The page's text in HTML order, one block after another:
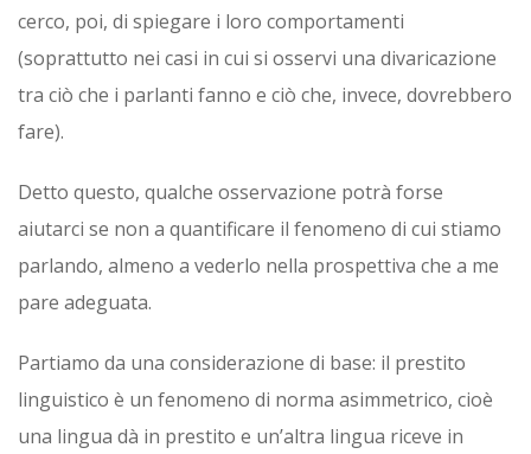
cerco, poi, di spiegare i loro comportamenti
(soprattutto nei casi in cui si osservi una divaricazione
tra ciò che i parlanti fanno e ciò che, invece, dovrebbero
fare).
Detto questo, qualche osservazione potrà forse
aiutarci se non a quantificare il fenomeno di cui stiamo
parlando, almeno a vederlo nella prospettiva che a me
pare adeguata.
Partiamo da una considerazione di base: il prestito
linguistico è un fenomeno di norma asimmetrico, cioè
una lingua dà in prestito e un’altra lingua riceve in